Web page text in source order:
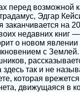
перед возможной
Эдгар
заканчивается на
недавних книг
о новом
с
здесь так и не
которая
движущаяся в